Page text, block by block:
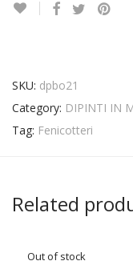
SKU: dpbo21
Category: DIPINTI IN
Tag: Fenicotteri
Related